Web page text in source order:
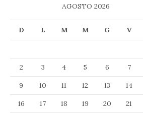
AGOSTO 2026
D L M M G V
2
3 4 5 6 7
9
10 11 12 13 14
16
17 18 19 20 21